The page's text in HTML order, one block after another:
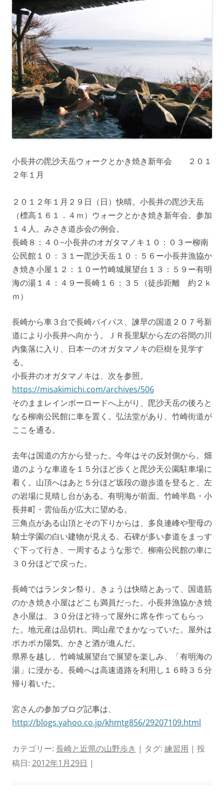
小長井の毘沙天岳ウォークとかき焼き新年会 ２０１
２年１月
２０１２年１月２９日（日）快晴。小長井の毘沙天岳
（標高１６１．４ｍ）ウォークとかき焼き新年会。参加
１４人。みさき道歩会の例会。
長崎８：４０−小長井のオガタマノキ１０：０３ー柳南
公民館１０：３１ー毘沙天岳１０：５６ー小長井漁協か
き焼き小屋１２：１０ー竹崎城展望台１３：５９ー有明
海の湯１４：４９ー長崎１６：３５（徒歩距離 約２ｋ
ｍ）
長崎から車３台で長崎バイパス、諫早の国道２０７号新
道により小長井へ向かう。ＪＲ長里駅から左の谷間の川
内集落に入り、日本一のオガタマノキの巨樹を見学す
る。
小長井のオガタマノキは、次を参照。
https://misakimichi.com/archives/506
そのままレインボーロードへ上がり、毘沙天岳の後ろと
なる柳南公民館に車を置く。弘法堂があり、竹崎街道が
ここを通る。
去年は国道の方から登った。今年はその反対側から。畑
道のような車道を１５分ほど歩くと毘沙天公園駐車場に
着く。山頂へはあと５分ほど坂段の遊歩道を登ると、左
の岩場に見晴し台がある。有明海が前面。竹崎半島・小
長井町・雲仙岳が広大に望める。
三角点がある山頂とその下りからは、多良連峰や聖母の
騎士学園の白い建物が見える。石碑が多い参道をまっす
ぐ下って行き、一周するような形で、柳南公民館の車に
３０分ほどで戻った。
長崎ではランタン祭り。きょうは快晴とあって、国道筋
のかき焼き小屋はどこも満員だった。小長井漁協かき焼
き小屋は、３０分ほど待って屋外に席を作ってもらっ
た。地元産は品切れ。岡山産でまかなっていた。屋外は
ポカポカ陽気、かきと酒が進んだ。
県界を越し、竹崎城展望台で展望を楽しみ、「有明海の
湯」に浸かる。長崎へは高速道路を利用し１６時３５分
帰り着いた。
宮さんの参加ブログ記事は、
http://blogs.yahoo.co.jp/khmtg856/29207109.html
カテゴリー: 長崎と近県の山野歩き | タグ: 練習用 | 投
稿日: 2012年1月29日 |